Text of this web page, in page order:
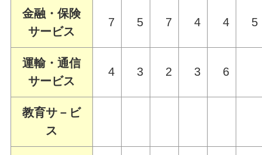
金融・保険
サービス
7 5 7 4 4 5
運輸・通信
サービス
4 3 2 3 6
教育サ－ビ
ス